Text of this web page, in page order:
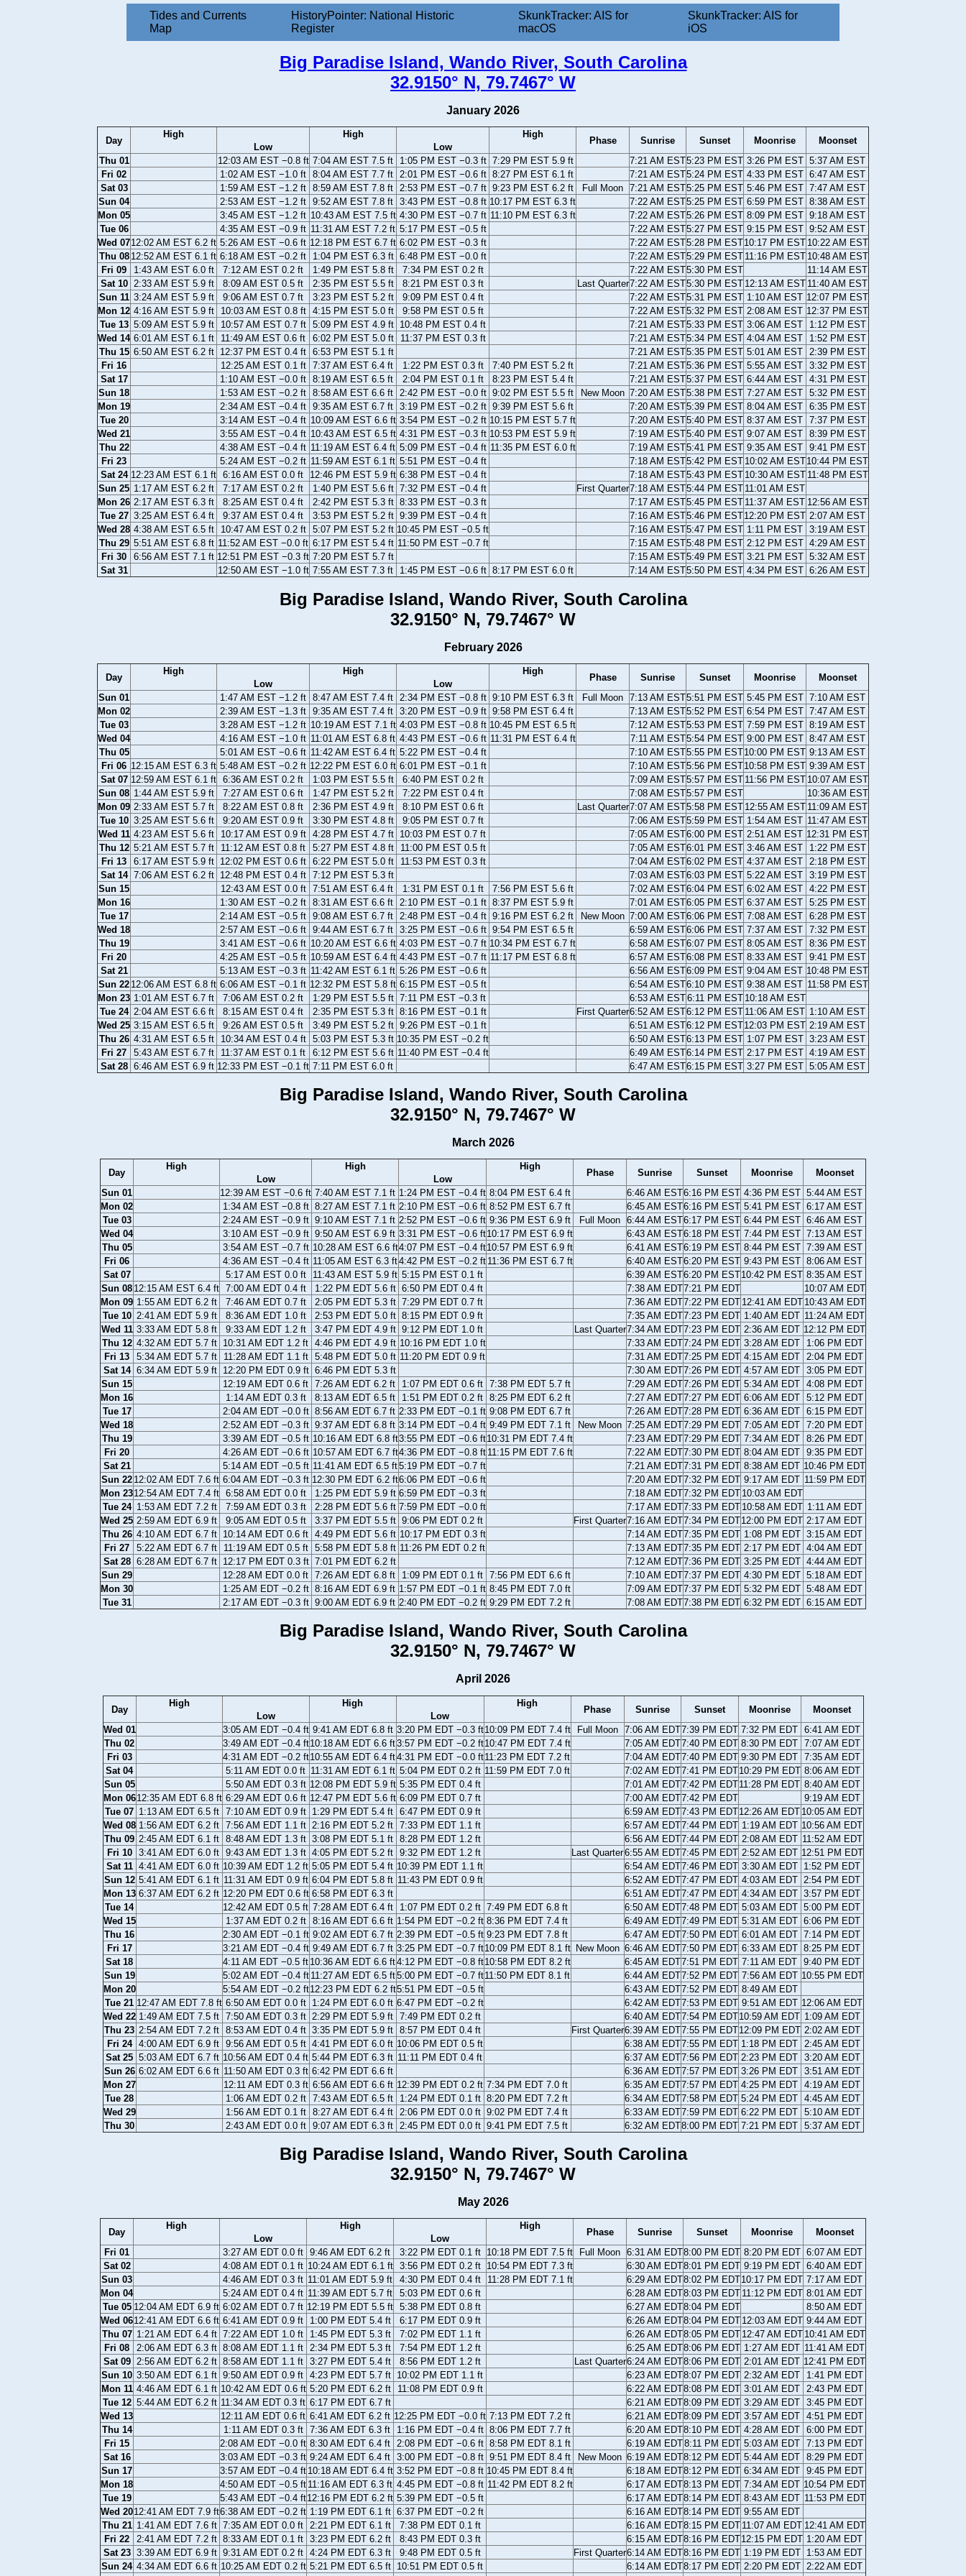
Tides and Currents
Map
HistoryPointer: National Historic
Register
SkunkTracker: AIS for
macOS
SkunkTracker: AIS for
iOS
Big Paradise Island, Wando River, South Carolina
32.9150° N, 79.7467° W
January 2026
Day
High
Low
High
Low
High
Phase Sunrise Sunset Moonrise
Moonset
Thu 01
12:03 AM EST −0.8 ft 7:04 AM EST 7.5 ft 1:05 PM EST −0.3 ft 7:29 PM EST 5.9 ft 7:21 AM EST5:23 PM EST 3:26 PM EST 5:37 AM EST
Fri 02
1:02 AM EST −1.0 ft 8:04 AM EST 7.7 ft 2:01 PM EST −0.6 ft 8:27 PM EST 6.1 ft 7:21 AM EST5:24 PM EST 4:33 PM EST 6:47 AM EST
Sat 03
1:59 AM EST −1.2 ft 8:59 AM EST 7.8 ft 2:53 PM EST −0.7 ft 9:23 PM EST 6.2 ft Full Moon 7:21 AM EST5:25 PM EST 5:46 PM EST 7:47 AM EST
Sun 04
2:53 AM EST −1.2 ft 9:52 AM EST 7.8 ft 3:43 PM EST −0.8 ft 10:17 PM EST 6.3 ft 7:22 AM EST5:25 PM EST 6:59 PM EST 8:38 AM EST
Mon 05
3:45 AM EST −1.2 ft 10:43 AM EST 7.5 ft 4:30 PM EST −0.7 ft 11:10 PM EST 6.3 ft 7:22 AM EST5:26 PM EST 8:09 PM EST 9:18 AM EST
Tue 06
4:35 AM EST −0.9 ft 11:31 AM EST 7.2 ft 5:17 PM EST −0.5 ft 7:22 AM EST5:27 PM EST 9:15 PM EST 9:52 AM EST
Wed 0712:02 AM EST 6.2 ft 5:26 AM EST −0.6 ft 12:18 PM EST 6.7 ft 6:02 PM EST −0.3 ft 7:22 AM EST5:28 PM EST10:17 PM EST 10:22 AM EST
Thu 08 12:52 AM EST 6.1 ft 6:18 AM EST −0.2 ft 1:04 PM EST 6.3 ft 6:48 PM EST −0.0 ft 7:22 AM EST5:29 PM EST 11:16 PM EST 10:48 AM EST
Fri 09
1:43 AM EST 6.0 ft 7:12 AM EST 0.2 ft 1:49 PM EST 5.8 ft 7:34 PM EST 0.2 ft 7:22 AM EST5:30 PM EST
11:14 AM EST
Sat 10 2:33 AM EST 5.9 ft 8:09 AM EST 0.5 ft 2:35 PM EST 5.5 ft 8:21 PM EST 0.3 ft Last Quarter7:22 AM EST5:30 PM EST 12:13 AM EST 11:40 AM EST
Sun 11 3:24 AM EST 5.9 ft 9:06 AM EST 0.7 ft 3:23 PM EST 5.2 ft 9:09 PM EST 0.4 ft 7:22 AM EST5:31 PM EST 1:10 AM EST 12:07 PM EST
Mon 12 4:16 AM EST 5.9 ft 10:03 AM EST 0.8 ft 4:15 PM EST 5.0 ft 9:58 PM EST 0.5 ft 7:22 AM EST5:32 PM EST 2:08 AM EST 12:37 PM EST
Tue 13 5:09 AM EST 5.9 ft 10:57 AM EST 0.7 ft 5:09 PM EST 4.9 ft 10:48 PM EST 0.4 ft 7:21 AM EST5:33 PM EST 3:06 AM EST
1:12 PM EST
Wed 14 6:01 AM EST 6.1 ft 11:49 AM EST 0.6 ft 6:02 PM EST 5.0 ft 11:37 PM EST 0.3 ft 7:21 AM EST5:34 PM EST 4:04 AM EST
1:52 PM EST
Thu 15 6:50 AM EST 6.2 ft 12:37 PM EST 0.4 ft 6:53 PM EST 5.1 ft 7:21 AM EST5:35 PM EST 5:01 AM EST 2:39 PM EST
Fri 16
12:25 AM EST 0.1 ft 7:37 AM EST 6.4 ft 1:22 PM EST 0.3 ft 7:40 PM EST 5.2 ft 7:21 AM EST5:36 PM EST 5:55 AM EST 3:32 PM EST
Sat 17
1:10 AM EST −0.0 ft 8:19 AM EST 6.5 ft 2:04 PM EST 0.1 ft 8:23 PM EST 5.4 ft 7:21 AM EST5:37 PM EST 6:44 AM EST 4:31 PM EST
Sun 18
1:53 AM EST −0.2 ft 8:58 AM EST 6.6 ft 2:42 PM EST −0.0 ft 9:02 PM EST 5.5 ft New Moon 7:20 AM EST5:38 PM EST 7:27 AM EST 5:32 PM EST
Mon 19
2:34 AM EST −0.4 ft 9:35 AM EST 6.7 ft 3:19 PM EST −0.2 ft 9:39 PM EST 5.6 ft 7:20 AM EST5:39 PM EST 8:04 AM EST 6:35 PM EST
Tue 20
3:14 AM EST −0.4 ft 10:09 AM EST 6.6 ft 3:54 PM EST −0.2 ft 10:15 PM EST 5.7 ft 7:20 AM EST5:40 PM EST 8:37 AM EST 7:37 PM EST
Wed 21
3:55 AM EST −0.4 ft 10:43 AM EST 6.5 ft 4:31 PM EST −0.3 ft 10:53 PM EST 5.9 ft 7:19 AM EST5:40 PM EST 9:07 AM EST 8:39 PM EST
Thu 22
4:38 AM EST −0.4 ft 11:19 AM EST 6.4 ft 5:09 PM EST −0.4 ft 11:35 PM EST 6.0 ft 7:19 AM EST5:41 PM EST 9:35 AM EST 9:41 PM EST
Fri 23
5:24 AM EST −0.2 ft 11:59 AM EST 6.1 ft 5:51 PM EST −0.4 ft 7:18 AM EST5:42 PM EST 10:02 AM EST10:44 PM EST
Sat 24 12:23 AM EST 6.1 ft 6:16 AM EST 0.0 ft 12:46 PM EST 5.9 ft 6:38 PM EST −0.4 ft 7:18 AM EST5:43 PM EST 10:30 AM EST 11:48 PM EST
Sun 25 1:17 AM EST 6.2 ft 7:17 AM EST 0.2 ft 1:40 PM EST 5.6 ft 7:32 PM EST −0.4 ft First Quarter7:18 AM EST5:44 PM EST 11:01 AM EST
Mon 26 2:17 AM EST 6.3 ft 8:25 AM EST 0.4 ft 2:42 PM EST 5.3 ft 8:33 PM EST −0.3 ft 7:17 AM EST5:45 PM EST 11:37 AM EST 12:56 AM EST
Tue 27 3:25 AM EST 6.4 ft 9:37 AM EST 0.4 ft 3:53 PM EST 5.2 ft 9:39 PM EST −0.4 ft 7:16 AM EST5:46 PM EST12:20 PM EST 2:07 AM EST
Wed 28 4:38 AM EST 6.5 ft 10:47 AM EST 0.2 ft 5:07 PM EST 5.2 ft 10:45 PM EST −0.5 ft 7:16 AM EST5:47 PM EST 1:11 PM EST 3:19 AM EST
Thu 29 5:51 AM EST 6.8 ft 11:52 AM EST −0.0 ft 6:17 PM EST 5.4 ft 11:50 PM EST −0.7 ft 7:15 AM EST5:48 PM EST 2:12 PM EST 4:29 AM EST
Fri 30
6:56 AM EST 7.1 ft 12:51 PM EST −0.3 ft 7:20 PM EST 5.7 ft 7:15 AM EST5:49 PM EST 3:21 PM EST 5:32 AM EST
Sat 31
12:50 AM EST −1.0 ft 7:55 AM EST 7.3 ft 1:45 PM EST −0.6 ft 8:17 PM EST 6.0 ft 7:14 AM EST5:50 PM EST 4:34 PM EST 6:26 AM EST
Big Paradise Island, Wando River, South Carolina
32.9150° N, 79.7467° W
February 2026
Day
High
Low
High
Low
High
Phase Sunrise Sunset Moonrise
Moonset
Sun 01
1:47 AM EST −1.2 ft 8:47 AM EST 7.4 ft 2:34 PM EST −0.8 ft 9:10 PM EST 6.3 ft Full Moon 7:13 AM EST5:51 PM EST 5:45 PM EST 7:10 AM EST
Mon 02
2:39 AM EST −1.3 ft 9:35 AM EST 7.4 ft 3:20 PM EST −0.9 ft 9:58 PM EST 6.4 ft 7:13 AM EST5:52 PM EST 6:54 PM EST 7:47 AM EST
Tue 03
3:28 AM EST −1.2 ft 10:19 AM EST 7.1 ft 4:03 PM EST −0.8 ft 10:45 PM EST 6.5 ft 7:12 AM EST5:53 PM EST 7:59 PM EST 8:19 AM EST
Wed 04
4:16 AM EST −1.0 ft 11:01 AM EST 6.8 ft 4:43 PM EST −0.6 ft 11:31 PM EST 6.4 ft 7:11 AM EST5:54 PM EST 9:00 PM EST 8:47 AM EST
Thu 05
5:01 AM EST −0.6 ft 11:42 AM EST 6.4 ft 5:22 PM EST −0.4 ft 7:10 AM EST5:55 PM EST10:00 PM EST 9:13 AM EST
Fri 06 12:15 AM EST 6.3 ft 5:48 AM EST −0.2 ft 12:22 PM EST 6.0 ft 6:01 PM EST −0.1 ft 7:10 AM EST5:56 PM EST10:58 PM EST 9:39 AM EST
Sat 07 12:59 AM EST 6.1 ft 6:36 AM EST 0.2 ft 1:03 PM EST 5.5 ft 6:40 PM EST 0.2 ft 7:09 AM EST5:57 PM EST 11:56 PM EST 10:07 AM EST
Sun 08 1:44 AM EST 5.9 ft 7:27 AM EST 0.6 ft 1:47 PM EST 5.2 ft 7:22 PM EST 0.4 ft 7:08 AM EST5:57 PM EST
10:36 AM EST
Mon 09 2:33 AM EST 5.7 ft 8:22 AM EST 0.8 ft 2:36 PM EST 4.9 ft 8:10 PM EST 0.6 ft Last Quarter7:07 AM EST5:58 PM EST 12:55 AM EST 11:09 AM EST
Tue 10 3:25 AM EST 5.6 ft 9:20 AM EST 0.9 ft 3:30 PM EST 4.8 ft 9:05 PM EST 0.7 ft 7:06 AM EST5:59 PM EST 1:54 AM EST 11:47 AM EST
Wed 11 4:23 AM EST 5.6 ft 10:17 AM EST 0.9 ft 4:28 PM EST 4.7 ft 10:03 PM EST 0.7 ft 7:05 AM EST6:00 PM EST 2:51 AM EST 12:31 PM EST
Thu 12 5:21 AM EST 5.7 ft 11:12 AM EST 0.8 ft 5:27 PM EST 4.8 ft 11:00 PM EST 0.5 ft 7:05 AM EST6:01 PM EST 3:46 AM EST
1:22 PM EST
Fri 13
6:17 AM EST 5.9 ft 12:02 PM EST 0.6 ft 6:22 PM EST 5.0 ft 11:53 PM EST 0.3 ft 7:04 AM EST6:02 PM EST 4:37 AM EST
2:18 PM EST
Sat 14 7:06 AM EST 6.2 ft 12:48 PM EST 0.4 ft 7:12 PM EST 5.3 ft 7:03 AM EST6:03 PM EST 5:22 AM EST 3:19 PM EST
Sun 15
12:43 AM EST 0.0 ft 7:51 AM EST 6.4 ft 1:31 PM EST 0.1 ft 7:56 PM EST 5.6 ft 7:02 AM EST6:04 PM EST 6:02 AM EST 4:22 PM EST
Mon 16
1:30 AM EST −0.2 ft 8:31 AM EST 6.6 ft 2:10 PM EST −0.1 ft 8:37 PM EST 5.9 ft 7:01 AM EST6:05 PM EST 6:37 AM EST 5:25 PM EST
Tue 17
2:14 AM EST −0.5 ft 9:08 AM EST 6.7 ft 2:48 PM EST −0.4 ft 9:16 PM EST 6.2 ft New Moon 7:00 AM EST6:06 PM EST 7:08 AM EST 6:28 PM EST
Wed 18
2:57 AM EST −0.6 ft 9:44 AM EST 6.7 ft 3:25 PM EST −0.6 ft 9:54 PM EST 6.5 ft 6:59 AM EST6:06 PM EST 7:37 AM EST 7:32 PM EST
Thu 19
3:41 AM EST −0.6 ft 10:20 AM EST 6.6 ft 4:03 PM EST −0.7 ft 10:34 PM EST 6.7 ft 6:58 AM EST6:07 PM EST 8:05 AM EST 8:36 PM EST
Fri 20
4:25 AM EST −0.5 ft 10:59 AM EST 6.4 ft 4:43 PM EST −0.7 ft 11:17 PM EST 6.8 ft 6:57 AM EST6:08 PM EST 8:33 AM EST 9:41 PM EST
Sat 21
5:13 AM EST −0.3 ft 11:42 AM EST 6.1 ft 5:26 PM EST −0.6 ft 6:56 AM EST6:09 PM EST 9:04 AM EST 10:48 PM EST
Sun 22 12:06 AM EST 6.8 ft 6:06 AM EST −0.1 ft 12:32 PM EST 5.8 ft 6:15 PM EST −0.5 ft 6:54 AM EST6:10 PM EST 9:38 AM EST 11:58 PM EST
Mon 23 1:01 AM EST 6.7 ft 7:06 AM EST 0.2 ft 1:29 PM EST 5.5 ft 7:11 PM EST −0.3 ft 6:53 AM EST6:11 PM EST 10:18 AM EST
Tue 24 2:04 AM EST 6.6 ft 8:15 AM EST 0.4 ft 2:35 PM EST 5.3 ft 8:16 PM EST −0.1 ft First Quarter6:52 AM EST6:12 PM EST 11:06 AM EST 1:10 AM EST
Wed 25 3:15 AM EST 6.5 ft 9:26 AM EST 0.5 ft 3:49 PM EST 5.2 ft 9:26 PM EST −0.1 ft 6:51 AM EST6:12 PM EST12:03 PM EST 2:19 AM EST
Thu 26 4:31 AM EST 6.5 ft 10:34 AM EST 0.4 ft 5:03 PM EST 5.3 ft 10:35 PM EST −0.2 ft 6:50 AM EST6:13 PM EST 1:07 PM EST 3:23 AM EST
Fri 27
5:43 AM EST 6.7 ft 11:37 AM EST 0.1 ft 6:12 PM EST 5.6 ft 11:40 PM EST −0.4 ft 6:49 AM EST6:14 PM EST 2:17 PM EST 4:19 AM EST
Sat 28 6:46 AM EST 6.9 ft 12:33 PM EST −0.1 ft 7:11 PM EST 6.0 ft 6:47 AM EST6:15 PM EST 3:27 PM EST 5:05 AM EST
Big Paradise Island, Wando River, South Carolina
32.9150° N, 79.7467° W
March 2026
Day
High
Low
High
Low
High
Phase Sunrise Sunset Moonrise
Moonset
Sun 01
12:39 AM EST −0.6 ft 7:40 AM EST 7.1 ft 1:24 PM EST −0.4 ft 8:04 PM EST 6.4 ft 6:46 AM EST6:16 PM EST 4:36 PM EST 5:44 AM EST
Mon 02
1:34 AM EST −0.8 ft 8:27 AM EST 7.1 ft 2:10 PM EST −0.6 ft 8:52 PM EST 6.7 ft 6:45 AM EST6:16 PM EST 5:41 PM EST 6:17 AM EST
Tue 03
2:24 AM EST −0.9 ft 9:10 AM EST 7.1 ft 2:52 PM EST −0.6 ft 9:36 PM EST 6.9 ft Full Moon 6:44 AM EST6:17 PM EST 6:44 PM EST 6:46 AM EST
Wed 04
3:10 AM EST −0.9 ft 9:50 AM EST 6.9 ft 3:31 PM EST −0.6 ft10:17 PM EST 6.9 ft 6:43 AM EST6:18 PM EST 7:44 PM EST 7:13 AM EST
Thu 05
3:54 AM EST −0.7 ft 10:28 AM EST 6.6 ft4:07 PM EST −0.4 ft10:57 PM EST 6.9 ft 6:41 AM EST6:19 PM EST 8:44 PM EST 7:39 AM EST
Fri 06
4:36 AM EST −0.4 ft 11:05 AM EST 6.3 ft4:42 PM EST −0.2 ft 11:36 PM EST 6.7 ft 6:40 AM EST6:20 PM EST 9:43 PM EST 8:06 AM EST
Sat 07
5:17 AM EST 0.0 ft 11:43 AM EST 5.9 ft 5:15 PM EST 0.1 ft 6:39 AM EST6:20 PM EST10:42 PM EST 8:35 AM EST
Sun 08 12:15 AM EST 6.4 ft 7:00 AM EDT 0.4 ft 1:22 PM EDT 5.6 ft 6:50 PM EDT 0.4 ft 7:38 AM EDT7:21 PM EDT
10:07 AM EDT
Mon 09 1:55 AM EDT 6.2 ft 7:46 AM EDT 0.7 ft 2:05 PM EDT 5.3 ft 7:29 PM EDT 0.7 ft 7:36 AM EDT7:22 PM EDT 12:41 AM EDT 10:43 AM EDT
Tue 10 2:41 AM EDT 5.9 ft 8:36 AM EDT 1.0 ft 2:53 PM EDT 5.0 ft 8:15 PM EDT 0.9 ft 7:35 AM EDT7:23 PM EDT 1:40 AM EDT 11:24 AM EDT
Wed 11 3:33 AM EDT 5.8 ft 9:33 AM EDT 1.2 ft 3:47 PM EDT 4.9 ft 9:12 PM EDT 1.0 ft Last Quarter7:34 AM EDT7:23 PM EDT 2:36 AM EDT 12:12 PM EDT
Thu 12 4:32 AM EDT 5.7 ft 10:31 AM EDT 1.2 ft 4:46 PM EDT 4.9 ft 10:16 PM EDT 1.0 ft 7:33 AM EDT7:24 PM EDT 3:28 AM EDT
1:06 PM EDT
Fri 13
5:34 AM EDT 5.7 ft 11:28 AM EDT 1.1 ft 5:48 PM EDT 5.0 ft 11:20 PM EDT 0.9 ft 7:31 AM EDT7:25 PM EDT 4:15 AM EDT 2:04 PM EDT
Sat 14 6:34 AM EDT 5.9 ft 12:20 PM EDT 0.9 ft 6:46 PM EDT 5.3 ft 7:30 AM EDT7:26 PM EDT 4:57 AM EDT 3:05 PM EDT
Sun 15
12:19 AM EDT 0.6 ft 7:26 AM EDT 6.2 ft 1:07 PM EDT 0.6 ft 7:38 PM EDT 5.7 ft 7:29 AM EDT7:26 PM EDT 5:34 AM EDT 4:08 PM EDT
Mon 16
1:14 AM EDT 0.3 ft 8:13 AM EDT 6.5 ft 1:51 PM EDT 0.2 ft 8:25 PM EDT 6.2 ft 7:27 AM EDT7:27 PM EDT 6:06 AM EDT 5:12 PM EDT
Tue 17
2:04 AM EDT −0.0 ft 8:56 AM EDT 6.7 ft 2:33 PM EDT −0.1 ft 9:08 PM EDT 6.7 ft 7:26 AM EDT7:28 PM EDT 6:36 AM EDT 6:15 PM EDT
Wed 18
2:52 AM EDT −0.3 ft 9:37 AM EDT 6.8 ft 3:14 PM EDT −0.4 ft 9:49 PM EDT 7.1 ft New Moon 7:25 AM EDT7:29 PM EDT 7:05 AM EDT 7:20 PM EDT
Thu 19
3:39 AM EDT −0.5 ft 10:16 AM EDT 6.8 ft3:55 PM EDT −0.6 ft10:31 PM EDT 7.4 ft 7:23 AM EDT7:29 PM EDT 7:34 AM EDT 8:26 PM EDT
Fri 20
4:26 AM EDT −0.6 ft 10:57 AM EDT 6.7 ft4:36 PM EDT −0.8 ft 11:15 PM EDT 7.6 ft 7:22 AM EDT7:30 PM EDT 8:04 AM EDT 9:35 PM EDT
Sat 21
5:14 AM EDT −0.5 ft 11:41 AM EDT 6.5 ft5:19 PM EDT −0.7 ft 7:21 AM EDT7:31 PM EDT 8:38 AM EDT 10:46 PM EDT
Sun 22 12:02 AM EDT 7.6 ft 6:04 AM EDT −0.3 ft 12:30 PM EDT 6.2 ft6:06 PM EDT −0.6 ft 7:20 AM EDT7:32 PM EDT 9:17 AM EDT 11:59 PM EDT
Mon 2312:54 AM EDT 7.4 ft 6:58 AM EDT 0.0 ft 1:25 PM EDT 5.9 ft 6:59 PM EDT −0.3 ft 7:18 AM EDT7:32 PM EDT 10:03 AM EDT
Tue 24 1:53 AM EDT 7.2 ft 7:59 AM EDT 0.3 ft 2:28 PM EDT 5.6 ft 7:59 PM EDT −0.0 ft 7:17 AM EDT7:33 PM EDT 10:58 AM EDT 1:11 AM EDT
Wed 25 2:59 AM EDT 6.9 ft 9:05 AM EDT 0.5 ft 3:37 PM EDT 5.5 ft 9:06 PM EDT 0.2 ft First Quarter7:16 AM EDT7:34 PM EDT12:00 PM EDT 2:17 AM EDT
Thu 26 4:10 AM EDT 6.7 ft 10:14 AM EDT 0.6 ft 4:49 PM EDT 5.6 ft 10:17 PM EDT 0.3 ft 7:14 AM EDT7:35 PM EDT 1:08 PM EDT 3:15 AM EDT
Fri 27
5:22 AM EDT 6.7 ft 11:19 AM EDT 0.5 ft 5:58 PM EDT 5.8 ft 11:26 PM EDT 0.2 ft 7:13 AM EDT7:35 PM EDT 2:17 PM EDT 4:04 AM EDT
Sat 28 6:28 AM EDT 6.7 ft 12:17 PM EDT 0.3 ft 7:01 PM EDT 6.2 ft 7:12 AM EDT7:36 PM EDT 3:25 PM EDT 4:44 AM EDT
Sun 29
12:28 AM EDT 0.0 ft 7:26 AM EDT 6.8 ft 1:09 PM EDT 0.1 ft 7:56 PM EDT 6.6 ft 7:10 AM EDT7:37 PM EDT 4:30 PM EDT 5:18 AM EDT
Mon 30
1:25 AM EDT −0.2 ft 8:16 AM EDT 6.9 ft 1:57 PM EDT −0.1 ft 8:45 PM EDT 7.0 ft 7:09 AM EDT7:37 PM EDT 5:32 PM EDT 5:48 AM EDT
Tue 31
2:17 AM EDT −0.3 ft 9:00 AM EDT 6.9 ft 2:40 PM EDT −0.2 ft 9:29 PM EDT 7.2 ft 7:08 AM EDT7:38 PM EDT 6:32 PM EDT 6:15 AM EDT
Big Paradise Island, Wando River, South Carolina
32.9150° N, 79.7467° W
April 2026
Day
High
Low
High
Low
High
Phase Sunrise Sunset Moonrise
Moonset
Wed 01
3:05 AM EDT −0.4 ft 9:41 AM EDT 6.8 ft 3:20 PM EDT −0.3 ft10:09 PM EDT 7.4 ft Full Moon 7:06 AM EDT7:39 PM EDT 7:32 PM EDT 6:41 AM EDT
Thu 02
3:49 AM EDT −0.4 ft10:18 AM EDT 6.6 ft3:57 PM EDT −0.2 ft10:47 PM EDT 7.4 ft 7:05 AM EDT7:40 PM EDT 8:30 PM EDT 7:07 AM EDT
Fri 03
4:31 AM EDT −0.2 ft10:55 AM EDT 6.4 ft4:31 PM EDT −0.0 ft11:23 PM EDT 7.2 ft 7:04 AM EDT7:40 PM EDT 9:30 PM EDT 7:35 AM EDT
Sat 04
5:11 AM EDT 0.0 ft 11:31 AM EDT 6.1 ft 5:04 PM EDT 0.2 ft 11:59 PM EDT 7.0 ft 7:02 AM EDT7:41 PM EDT10:29 PM EDT 8:06 AM EDT
Sun 05
5:50 AM EDT 0.3 ft 12:08 PM EDT 5.9 ft 5:35 PM EDT 0.4 ft 7:01 AM EDT7:42 PM EDT11:28 PM EDT 8:40 AM EDT
Mon 0612:35 AM EDT 6.8 ft 6:29 AM EDT 0.6 ft 12:47 PM EDT 5.6 ft 6:09 PM EDT 0.7 ft 7:00 AM EDT7:42 PM EDT
9:19 AM EDT
Tue 07 1:13 AM EDT 6.5 ft 7:10 AM EDT 0.9 ft 1:29 PM EDT 5.4 ft 6:47 PM EDT 0.9 ft 6:59 AM EDT7:43 PM EDT12:26 AM EDT 10:05 AM EDT
Wed 08 1:56 AM EDT 6.2 ft 7:56 AM EDT 1.1 ft 2:16 PM EDT 5.2 ft 7:33 PM EDT 1.1 ft 6:57 AM EDT7:44 PM EDT 1:19 AM EDT 10:56 AM EDT
Thu 09 2:45 AM EDT 6.1 ft 8:48 AM EDT 1.3 ft 3:08 PM EDT 5.1 ft 8:28 PM EDT 1.2 ft 6:56 AM EDT7:44 PM EDT 2:08 AM EDT 11:52 AM EDT
Fri 10
3:41 AM EDT 6.0 ft 9:43 AM EDT 1.3 ft 4:05 PM EDT 5.2 ft 9:32 PM EDT 1.2 ft Last Quarter6:55 AM EDT7:45 PM EDT 2:52 AM EDT 12:51 PM EDT
Sat 11 4:41 AM EDT 6.0 ft 10:39 AM EDT 1.2 ft 5:05 PM EDT 5.4 ft 10:39 PM EDT 1.1 ft 6:54 AM EDT7:46 PM EDT 3:30 AM EDT
1:52 PM EDT
Sun 12 5:41 AM EDT 6.1 ft 11:31 AM EDT 0.9 ft 6:04 PM EDT 5.8 ft 11:43 PM EDT 0.9 ft 6:52 AM EDT7:47 PM EDT 4:03 AM EDT
2:54 PM EDT
Mon 13 6:37 AM EDT 6.2 ft 12:20 PM EDT 0.6 ft 6:58 PM EDT 6.3 ft 6:51 AM EDT7:47 PM EDT 4:34 AM EDT 3:57 PM EDT
Tue 14
12:42 AM EDT 0.5 ft 7:28 AM EDT 6.4 ft 1:07 PM EDT 0.2 ft 7:49 PM EDT 6.8 ft 6:50 AM EDT7:48 PM EDT 5:03 AM EDT 5:00 PM EDT
Wed 15
1:37 AM EDT 0.2 ft 8:16 AM EDT 6.6 ft 1:54 PM EDT −0.2 ft 8:36 PM EDT 7.4 ft 6:49 AM EDT7:49 PM EDT 5:31 AM EDT 6:06 PM EDT
Thu 16
2:30 AM EDT −0.1 ft 9:02 AM EDT 6.7 ft 2:39 PM EDT −0.5 ft 9:23 PM EDT 7.8 ft 6:47 AM EDT7:50 PM EDT 6:01 AM EDT 7:14 PM EDT
Fri 17
3:21 AM EDT −0.4 ft 9:49 AM EDT 6.7 ft 3:25 PM EDT −0.7 ft10:09 PM EDT 8.1 ft New Moon 6:46 AM EDT7:50 PM EDT 6:33 AM EDT 8:25 PM EDT
Sat 18
4:11 AM EDT −0.5 ft 10:36 AM EDT 6.6 ft4:12 PM EDT −0.8 ft10:58 PM EDT 8.2 ft 6:45 AM EDT7:51 PM EDT 7:11 AM EDT 9:40 PM EDT
Sun 19
5:02 AM EDT −0.4 ft 11:27 AM EDT 6.5 ft5:00 PM EDT −0.7 ft11:50 PM EDT 8.1 ft 6:44 AM EDT7:52 PM EDT 7:56 AM EDT 10:55 PM EDT
Mon 20
5:54 AM EDT −0.2 ft12:23 PM EDT 6.2 ft5:51 PM EDT −0.5 ft 6:43 AM EDT7:52 PM EDT 8:49 AM EDT
Tue 21 12:47 AM EDT 7.8 ft 6:50 AM EDT 0.0 ft 1:24 PM EDT 6.0 ft 6:47 PM EDT −0.2 ft 6:42 AM EDT7:53 PM EDT 9:51 AM EDT 12:06 AM EDT
Wed 22 1:49 AM EDT 7.5 ft 7:50 AM EDT 0.3 ft 2:29 PM EDT 5.9 ft 7:49 PM EDT 0.2 ft 6:40 AM EDT7:54 PM EDT10:59 AM EDT 1:09 AM EDT
Thu 23 2:54 AM EDT 7.2 ft 8:53 AM EDT 0.4 ft 3:35 PM EDT 5.9 ft 8:57 PM EDT 0.4 ft First Quarter6:39 AM EDT7:55 PM EDT12:09 PM EDT 2:02 AM EDT
Fri 24
4:00 AM EDT 6.9 ft 9:56 AM EDT 0.5 ft 4:41 PM EDT 6.0 ft 10:06 PM EDT 0.5 ft 6:38 AM EDT7:55 PM EDT 1:18 PM EDT
2:45 AM EDT
Sat 25 5:03 AM EDT 6.7 ft 10:56 AM EDT 0.4 ft 5:44 PM EDT 6.3 ft 11:11 PM EDT 0.4 ft 6:37 AM EDT7:56 PM EDT 2:23 PM EDT 3:20 AM EDT
Sun 26 6:02 AM EDT 6.6 ft 11:50 AM EDT 0.3 ft 6:42 PM EDT 6.6 ft 6:36 AM EDT7:57 PM EDT 3:26 PM EDT 3:51 AM EDT
Mon 27
12:11 AM EDT 0.3 ft 6:56 AM EDT 6.6 ft 12:39 PM EDT 0.2 ft 7:34 PM EDT 7.0 ft 6:35 AM EDT7:57 PM EDT 4:25 PM EDT 4:19 AM EDT
Tue 28
1:06 AM EDT 0.2 ft 7:43 AM EDT 6.5 ft 1:24 PM EDT 0.1 ft 8:20 PM EDT 7.2 ft 6:34 AM EDT7:58 PM EDT 5:24 PM EDT 4:45 AM EDT
Wed 29
1:56 AM EDT 0.1 ft 8:27 AM EDT 6.4 ft 2:06 PM EDT 0.0 ft 9:02 PM EDT 7.4 ft 6:33 AM EDT7:59 PM EDT 6:22 PM EDT 5:10 AM EDT
Thu 30
2:43 AM EDT 0.0 ft 9:07 AM EDT 6.3 ft 2:45 PM EDT 0.0 ft 9:41 PM EDT 7.5 ft 6:32 AM EDT8:00 PM EDT 7:21 PM EDT 5:37 AM EDT
Big Paradise Island, Wando River, South Carolina
32.9150° N, 79.7467° W
May 2026
Day
High
Low
High
Low
High
Phase Sunrise Sunset Moonrise
Moonset
Fri 01
3:27 AM EDT 0.0 ft 9:46 AM EDT 6.2 ft 3:22 PM EDT 0.1 ft 10:18 PM EDT 7.5 ft Full Moon 6:31 AM EDT8:00 PM EDT 8:20 PM EDT 6:07 AM EDT
Sat 02
4:08 AM EDT 0.1 ft 10:24 AM EDT 6.1 ft 3:56 PM EDT 0.2 ft 10:54 PM EDT 7.3 ft 6:30 AM EDT8:01 PM EDT 9:19 PM EDT 6:40 AM EDT
Sun 03
4:46 AM EDT 0.3 ft 11:01 AM EDT 5.9 ft 4:30 PM EDT 0.4 ft 11:28 PM EDT 7.1 ft 6:29 AM EDT8:02 PM EDT10:17 PM EDT 7:17 AM EDT
Mon 04
5:24 AM EDT 0.4 ft 11:39 AM EDT 5.7 ft 5:03 PM EDT 0.6 ft 6:28 AM EDT8:03 PM EDT 11:12 PM EDT 8:01 AM EDT
Tue 05 12:04 AM EDT 6.9 ft 6:02 AM EDT 0.7 ft 12:19 PM EDT 5.5 ft 5:38 PM EDT 0.8 ft 6:27 AM EDT8:04 PM EDT
8:50 AM EDT
Wed 0612:41 AM EDT 6.6 ft 6:41 AM EDT 0.9 ft 1:00 PM EDT 5.4 ft 6:17 PM EDT 0.9 ft 6:26 AM EDT8:04 PM EDT 12:03 AM EDT 9:44 AM EDT
Thu 07 1:21 AM EDT 6.4 ft 7:22 AM EDT 1.0 ft 1:45 PM EDT 5.3 ft 7:02 PM EDT 1.1 ft 6:26 AM EDT8:05 PM EDT 12:47 AM EDT 10:41 AM EDT
Fri 08
2:06 AM EDT 6.3 ft 8:08 AM EDT 1.1 ft 2:34 PM EDT 5.3 ft 7:54 PM EDT 1.2 ft 6:25 AM EDT8:06 PM EDT 1:27 AM EDT 11:41 AM EDT
Sat 09 2:56 AM EDT 6.2 ft 8:58 AM EDT 1.1 ft 3:27 PM EDT 5.4 ft 8:56 PM EDT 1.2 ft Last Quarter6:24 AM EDT8:06 PM EDT 2:01 AM EDT 12:41 PM EDT
Sun 10 3:50 AM EDT 6.1 ft 9:50 AM EDT 0.9 ft 4:23 PM EDT 5.7 ft 10:02 PM EDT 1.1 ft 6:23 AM EDT8:07 PM EDT 2:32 AM EDT
1:41 PM EDT
Mon 11 4:46 AM EDT 6.1 ft 10:42 AM EDT 0.6 ft 5:20 PM EDT 6.2 ft 11:08 PM EDT 0.9 ft 6:22 AM EDT8:08 PM EDT 3:01 AM EDT 2:43 PM EDT
Tue 12 5:44 AM EDT 6.2 ft 11:34 AM EDT 0.3 ft 6:17 PM EDT 6.7 ft 6:21 AM EDT8:09 PM EDT 3:29 AM EDT 3:45 PM EDT
Wed 13
12:11 AM EDT 0.6 ft 6:41 AM EDT 6.2 ft 12:25 PM EDT −0.0 ft 7:13 PM EDT 7.2 ft 6:21 AM EDT8:09 PM EDT 3:57 AM EDT 4:51 PM EDT
Thu 14
1:11 AM EDT 0.3 ft 7:36 AM EDT 6.3 ft 1:16 PM EDT −0.4 ft 8:06 PM EDT 7.7 ft 6:20 AM EDT8:10 PM EDT 4:28 AM EDT 6:00 PM EDT
Fri 15
2:08 AM EDT −0.0 ft 8:30 AM EDT 6.4 ft 2:08 PM EDT −0.6 ft 8:58 PM EDT 8.1 ft 6:19 AM EDT8:11 PM EDT 5:03 AM EDT 7:13 PM EDT
Sat 16
3:03 AM EDT −0.3 ft 9:24 AM EDT 6.4 ft 3:00 PM EDT −0.8 ft 9:51 PM EDT 8.4 ft New Moon 6:19 AM EDT8:12 PM EDT 5:44 AM EDT 8:29 PM EDT
Sun 17
3:57 AM EDT −0.4 ft 10:18 AM EDT 6.4 ft 3:52 PM EDT −0.8 ft 10:45 PM EDT 8.4 ft 6:18 AM EDT8:12 PM EDT 6:34 AM EDT 9:45 PM EDT
Mon 18
4:50 AM EDT −0.5 ft 11:16 AM EDT 6.3 ft 4:45 PM EDT −0.8 ft 11:42 PM EDT 8.2 ft 6:17 AM EDT8:13 PM EDT 7:34 AM EDT 10:54 PM EDT
Tue 19
5:43 AM EDT −0.4 ft12:16 PM EDT 6.2 ft 5:39 PM EDT −0.5 ft 6:17 AM EDT8:14 PM EDT 8:43 AM EDT 11:53 PM EDT
Wed 2012:41 AM EDT 7.9 ft6:38 AM EDT −0.2 ft 1:19 PM EDT 6.1 ft 6:37 PM EDT −0.2 ft 6:16 AM EDT8:14 PM EDT 9:55 AM EDT
Thu 21 1:41 AM EDT 7.6 ft 7:35 AM EDT 0.0 ft 2:21 PM EDT 6.1 ft 7:38 PM EDT 0.1 ft 6:16 AM EDT8:15 PM EDT 11:07 AM EDT 12:41 AM EDT
Fri 22
2:41 AM EDT 7.2 ft 8:33 AM EDT 0.1 ft 3:23 PM EDT 6.2 ft 8:43 PM EDT 0.3 ft 6:15 AM EDT8:16 PM EDT12:15 PM EDT 1:20 AM EDT
Sat 23 3:39 AM EDT 6.9 ft 9:31 AM EDT 0.2 ft 4:24 PM EDT 6.3 ft 9:48 PM EDT 0.5 ft First Quarter6:14 AM EDT8:16 PM EDT 1:19 PM EDT
1:53 AM EDT
Sun 24 4:34 AM EDT 6.6 ft 10:25 AM EDT 0.2 ft 5:21 PM EDT 6.5 ft 10:51 PM EDT 0.5 ft 6:14 AM EDT8:17 PM EDT 2:20 PM EDT 2:22 AM EDT